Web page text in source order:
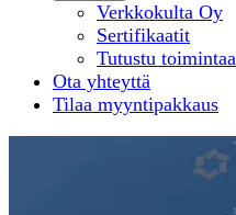
Verkkokulta Oy
Sertifikaatit
Tutustu
Ota yhteyttä
Tilaa myyntipakkaus